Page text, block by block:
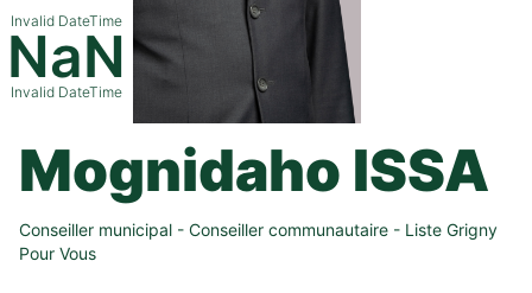
Invalid DateTime
NaN
Invalid DateTime
Mognidaho ISSA
Conseiller municipal - Conseiller communautaire - Liste Grigny
Pour Vous